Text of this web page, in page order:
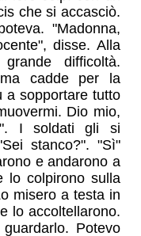
che si accasciò.
"Madonna,
disse. Alla
difficoltà.
cadde per la
a sopportare tutto
Dio mio,
I soldati gli si
stanco?". "Sì"
e andarono a
lo colpirono sulla
misero a testa in
lo accoltellarono.
Potevo